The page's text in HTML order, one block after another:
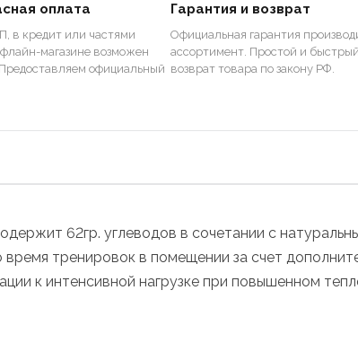
оплата
в кредит или частями
магазине возможен
официальный
Гарантия и возврат
Официальная гарантия
ассортимент. Простой и
возврат товара по закону РФ.
62гр. углеводов в сочетании с
тренировок в помещении за счет
к интенсивной нагрузке при повышенном